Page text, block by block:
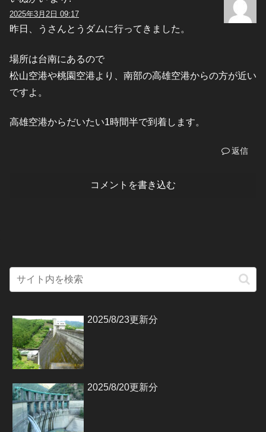
2025年3月2日 09:17
昨日、うさんとうダムに行ってきました。
場所は台南にあるので
松山空港や桃園空港より、南部の高雄空港からの方が近い
ですよ。
高雄空港からだいたい1時間半で到着します。
返信
コメントを書き込む
2025/8/23更新分
2025/8/20更新分